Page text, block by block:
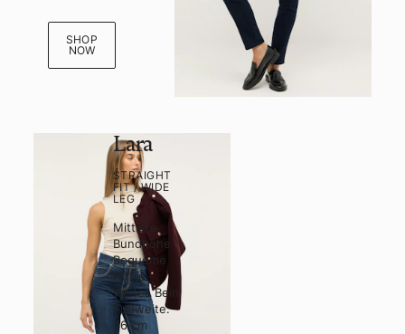
SHOP
NOW
Lara
STRAIGHT
FIT / WIDE
LEG
Mittlere
Bundhöhe
Bequeme
Hüfte
Weites Bein
Fußweite:
46 cm